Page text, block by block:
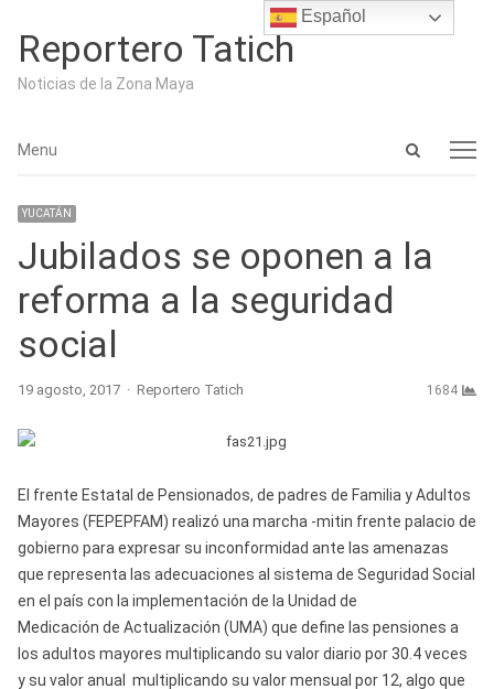
Reportero Tatich
Noticias de la Zona Maya
Open
Menu
Menu
YUCATÁN
Jubilados se oponen a la
reforma a la seguridad
social
19 agosto, 2017 Author
Reportero Tatich 1684
El frente Estatal de Pensionados, de padres de Familia y Adultos
Mayores (FEPEPFAM) realizó una marcha -mitin frente palacio de
gobierno para expresar su inconformidad ante las amenazas
que representa las adecuaciones al sistema de Seguridad Social
en el país con la implementación de la Unidad de
Medicación de Actualización (UMA) que define las pensiones a
los adultos mayores multiplicando su valor diario por 30.4 veces
y su valor anual multiplicando su valor mensual por 12, algo que
Español